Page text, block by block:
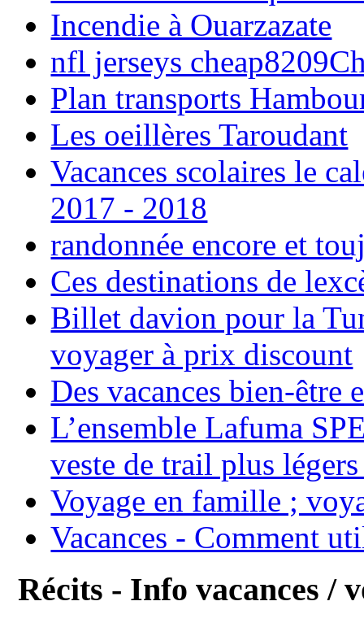
Incendie à Ouarzazate
nfl jerseys
Plan transports
Les oeillères Taroudant
Vacances scolaires le
2017 - 2018
randonnée encore et
Ces destinations de
Billet davion pour la
voyager à prix discount
Des vacances bien-être
L’ensemble Lafuma
veste de trail plus
Voyage en famille ;
Vacances - Comment
Récits - Info vacances /